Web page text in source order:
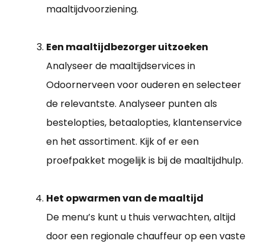
maaltijdvoorziening.
Een maaltijdbezorger uitzoeken
Analyseer de maaltijdservices in
Odoornerveen voor ouderen en selecteer
de relevantste. Analyseer punten als
bestelopties, betaalopties, klantenservice
en het assortiment. Kijk of er een
proefpakket mogelijk is bij de maaltijdhulp.
Het opwarmen van de maaltijd
De menu’s kunt u thuis verwachten, altijd
door een regionale chauffeur op een vaste